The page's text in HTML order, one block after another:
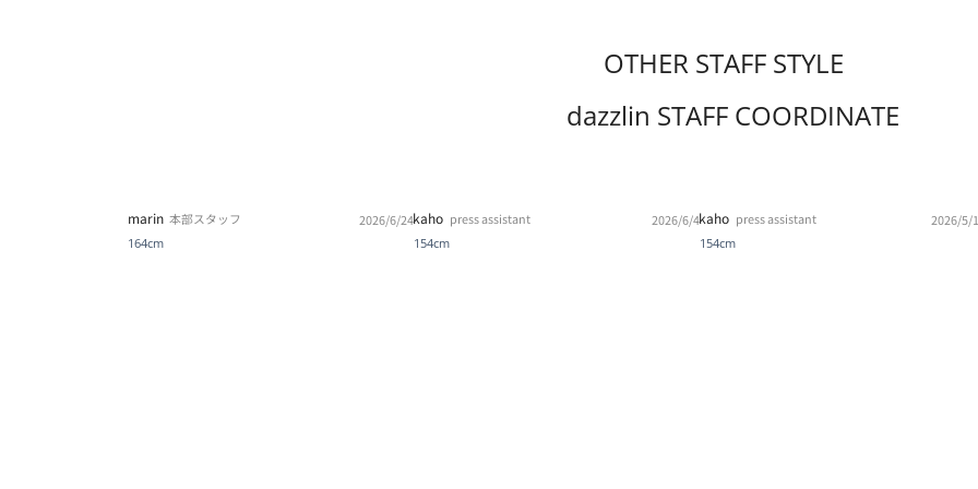
OTHER STAFF STYLE
dazzlin STAFF COORDINATE
marin 本部スタッフ 2026/6/24
164cm
kaho press assistant 2026/6/4
154cm
kaho press assistant 2026/5/
154cm